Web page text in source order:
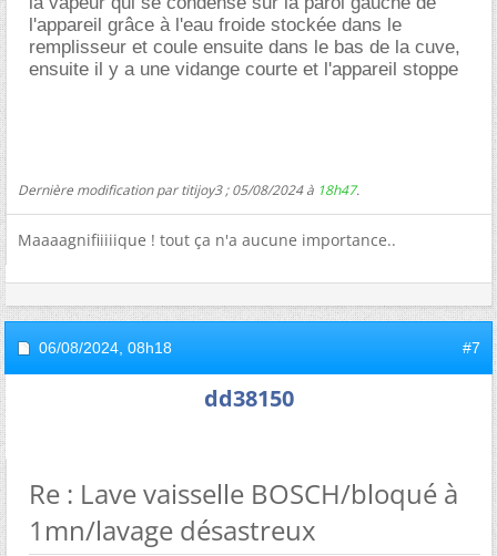
l'appareil grâce à l'eau froide stockée dans le
remplisseur et coule ensuite dans le bas de la cuve,
ensuite il y a une vidange courte et l'appareil stoppe
Dernière modification par titijoy3 ; 05/08/2024 à 18h47.
Maaaagnifiiiiique ! tout ça n'a aucune importance..
06/08/2024, 08h18 #7
dd38150
Re : Lave vaisselle BOSCH/bloqué à
1mn/lavage désastreux